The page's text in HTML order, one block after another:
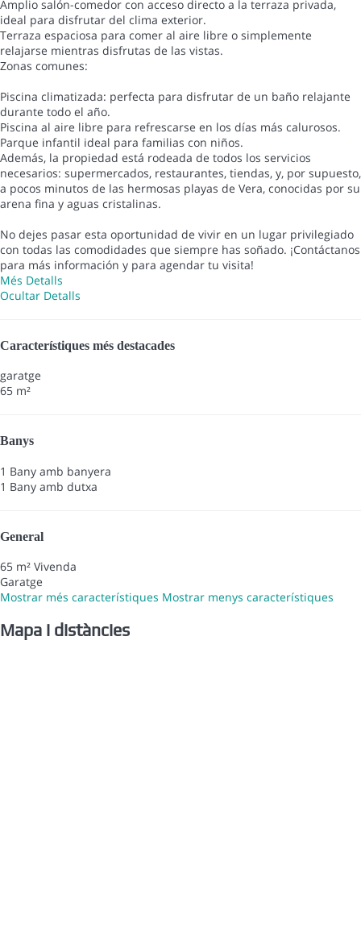
Amplio salón-comedor con acceso directo a la terraza privada,
ideal para disfrutar del clima exterior.
Terraza espaciosa para comer al aire libre o simplemente
relajarse mientras disfrutas de las vistas.
Zonas comunes:
Piscina climatizada: perfecta para disfrutar de un baño relajante
durante todo el año.
Piscina al aire libre para refrescarse en los días más calurosos.
Parque infantil ideal para familias con niños.
Además, la propiedad está rodeada de todos los servicios
necesarios: supermercados, restaurantes, tiendas, y, por supuesto,
a pocos minutos de las hermosas playas de Vera, conocidas por su
arena fina y aguas cristalinas.
No dejes pasar esta oportunidad de vivir en un lugar privilegiado
con todas las comodidades que siempre has soñado. ¡Contáctanos
para más información y para agendar tu visita!
Més Detalls
Ocultar Detalls
Característiques més destacades
garatge
65 m²
Banys
1 Bany amb banyera
1 Bany amb dutxa
General
65 m² Vivenda
Garatge
Mostrar més característiques Mostrar menys característiques
Mapa i distàncies